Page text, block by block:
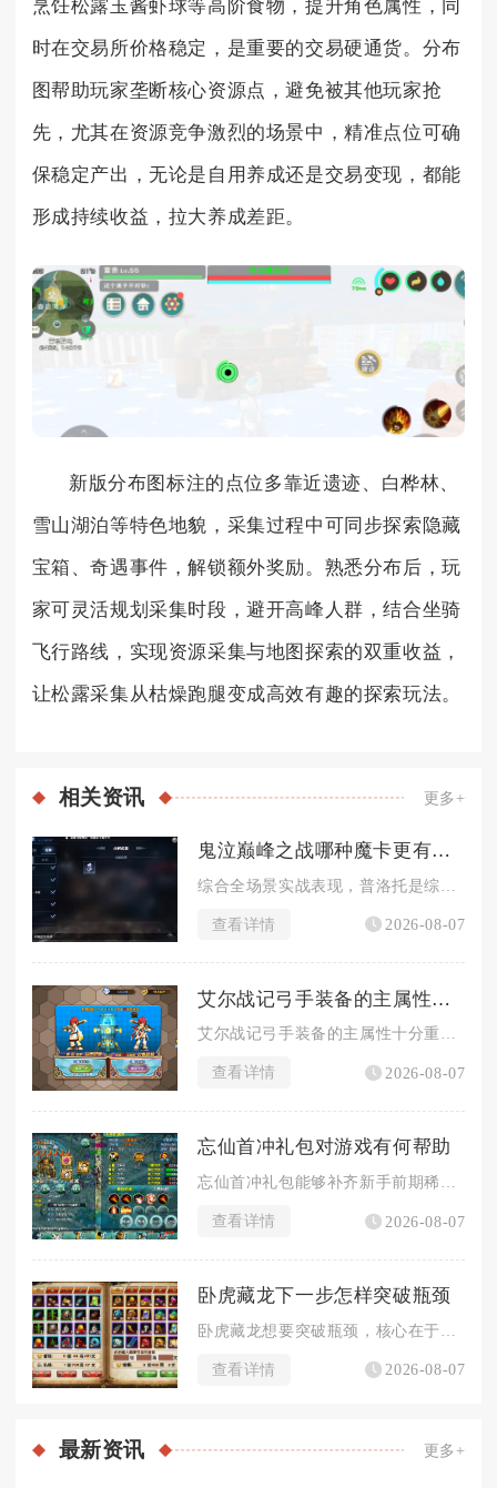
烹饪松露玉酱虾球等高阶食物，提升角色属性，同
时在交易所价格稳定，是重要的交易硬通货。分布
图帮助玩家垄断核心资源点，避免被其他玩家抢
先，尤其在资源竞争激烈的场景中，精准点位可确
保稳定产出，无论是自用养成还是交易变现，都能
形成持续收益，拉大养成差距。
新版分布图标注的点位多靠近遗迹、白桦林、
雪山湖泊等特色地貌，采集过程中可同步探索隐藏
宝箱、奇遇事件，解锁额外奖励。熟悉分布后，玩
家可灵活规划采集时段，避开高峰人群，结合坐骑
飞行路线，实现资源采集与地图探索的双重收益，
让松露采集从枯燥跑腿变成高效有趣的探索玩法。
相关资讯 更多+
鬼泣巅峰之战哪种魔卡更有竞争力
查看详情 2026-08-07
艾尔战记弓手装备的主属性重要吗
艾尔战记弓手装备的主属性十分重要，是构建输出面板的基础，但并...
查看详情 2026-08-07
忘仙首冲礼包对游戏有何帮助
忘仙首冲礼包能够补齐新手前期稀缺的核心资源，拉开等级与战力差...
查看详情 2026-08-07
卧虎藏龙下一步怎样突破瓶颈
查看详情 2026-08-07
最新资讯 更多+